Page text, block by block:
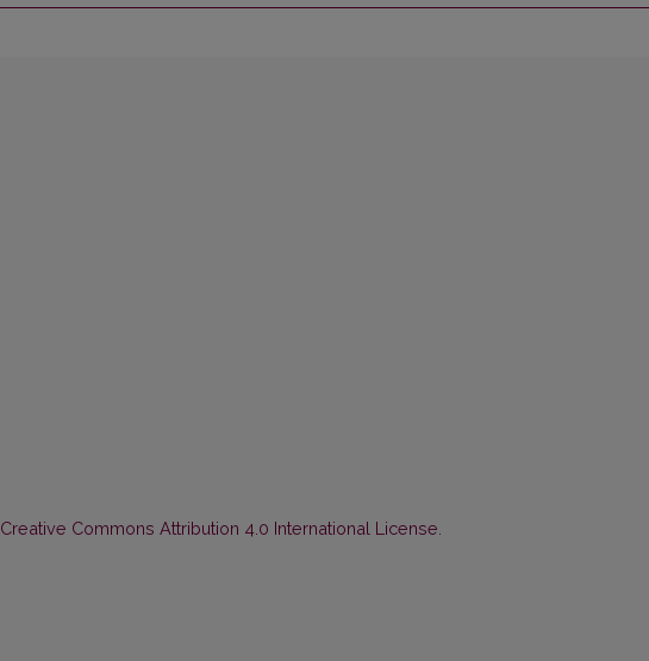
Creative Commons Attribution 4.0 International License